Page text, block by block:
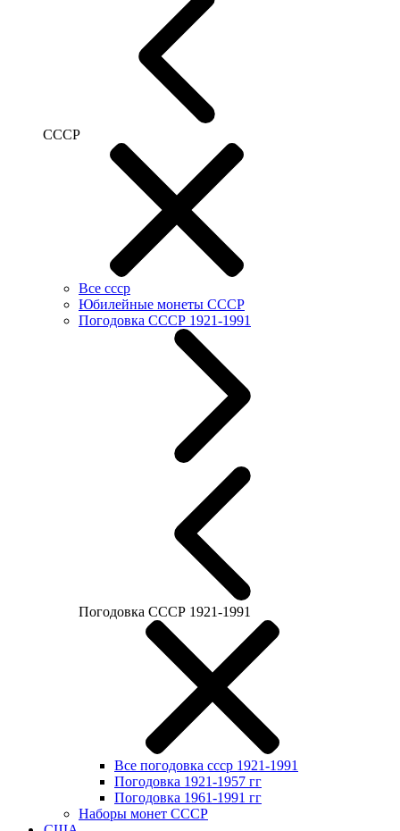
СССР
Все ссср
Юбилейные монеты СССР
Погодовка СССР 1921-1991
Погодовка СССР 1921-1991
Все погодовка ссср 1921-1991
Погодовка 1921-1957 гг
Погодовка 1961-1991 гг
Наборы монет СССР